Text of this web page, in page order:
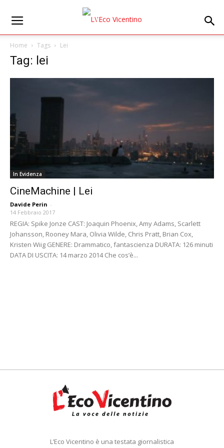
Home Tags Lei
Tag: lei
In Evidenza
CineMachine | Lei
Davide Perin -
14 Febbraio 2017
REGIA: Spike Jonze CAST: Joaquin Phoenix, Amy Adams, Scarlett
Johansson, Rooney Mara, Olivia Wilde, Chris Pratt, Brian Cox,
Kristen Wiig GENERE: Drammatico, fantascienza DURATA: 126 minuti
DATA DI USCITA: 14 marzo 2014 Che cos’è...
L’Eco Vicentino è una testata giornalistica